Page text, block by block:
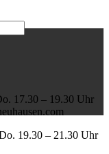
17.30 – 19.30 Uhr
19.30 – 21.30 Uhr